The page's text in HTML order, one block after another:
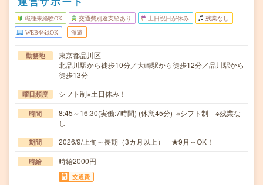
職種未経験OK 交通費別途支給あり 土日祝日が休み 残業なし
WEB登録OK 派遣
勤務地
東京都品川区
北品川駅から徒歩10分／大崎駅から徒歩12分／品川駅から
徒歩13分
曜日頻度 シフト制※土日休み！
時間
8:45～16:30(実働:7時間) (休憩45分) ※シフト制 ※残業な
し
期間 2026/9/上旬～長期（3カ月以上） ★9月～OK！
時給 時給2000円
交通費